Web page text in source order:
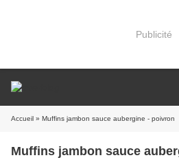
Publicité
Accueil » Muffins jambon sauce aubergine - poivron
Muffins jambon sauce